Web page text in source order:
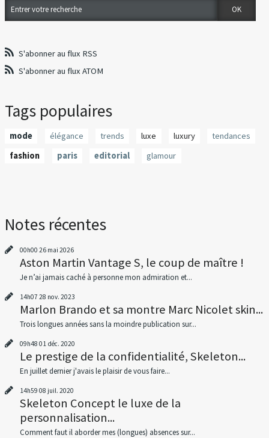
S'abonner au flux RSS
S'abonner au flux ATOM
Tags populaires
mode élégance trends luxe luxury
tendances
fashion
paris editorial glamour
Notes récentes
00h00 26 mai 2026
Aston Martin Vantage S, le coup de maître !
Je n’ai jamais caché à personne mon admiration et...
14h07 28 nov. 2023
Marlon Brando et sa montre Marc Nicolet skin...
Trois longues années sans la moindre publication sur...
09h48 01 déc. 2020
Le prestige de la confidentialité, Skeleton...
En juillet dernier j'avais le plaisir de vous faire...
14h59 08 juil. 2020
Skeleton Concept le luxe de la
personnalisation...
Comment faut il aborder mes (longues) absences sur...